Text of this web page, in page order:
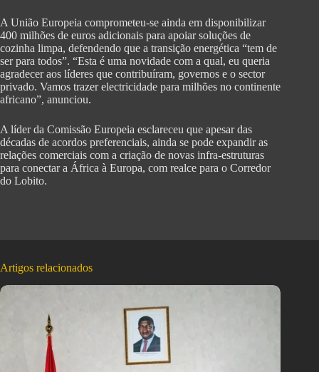
A União Europeia comprometeu-se ainda em disponibilizar
400 milhões de euros adicionais para apoiar soluções de
cozinha limpa, defendendo que a transição energética “tem de
ser para todos”. “Esta é uma novidade com a qual, eu queria
agradecer aos líderes que contribuíram, governos e o sector
privado. Vamos trazer electricidade para milhões no continente
africano”, anunciou.
A líder da Comissão Europeia esclareceu que apesar das
décadas de acordos preferenciais, ainda se pode expandir as
relações comerciais com a criação de novas infra-estruturas
para conectar a África à Europa, com realce para o Corredor
do Lobito.
Artigos relacionados